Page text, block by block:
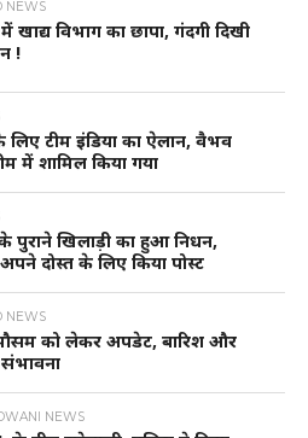
NEWS
में खाद्य विभाग का छापा, गंदगी दिखी
!
लिए टीम इंडिया का ऐलान, वैभव
में शामिल किया गया
पुराने खिलाड़ी का हुआ निधन,
दोस्त के लिए किया पोस्ट
NEWS
को लेकर अपडेट, बारिश और
NEWS